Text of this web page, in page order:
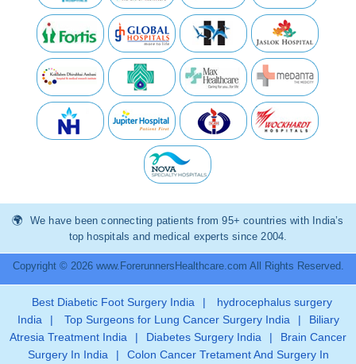
We have been connecting patients from 95+ countries with India’s
top hospitals and medical experts since 2004.
Copyright © 2026 www.ForerunnersHealthcare.com All Rights Reserved.
Best Diabetic Foot Surgery India |
hydrocephalus surgery
India
| Top Surgeons for Lung Cancer Surgery India |
Biliary
Atresia Treatment India
| Diabetes Surgery India |
Brain Cancer
Surgery In India
| Colon Cancer Tretament And Surgery In